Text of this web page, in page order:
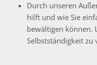
Durch unseren
hilft und wie Sie
bewältigen können.
Selbstständigkeit zu